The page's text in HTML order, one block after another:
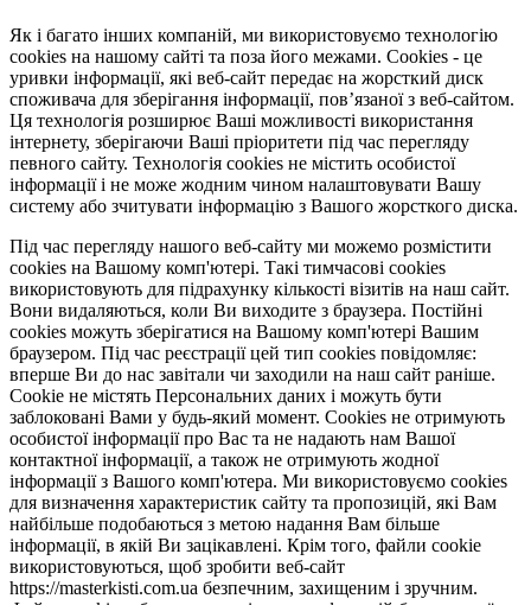
Як і багато інших компаній, ми використовуємо технологію
cookies на нашому сайті та поза його межами. Cookies - це
уривки інформації, які веб-сайт передає на жорсткий диск
споживача для зберігання інформації, пов’язаної з веб-сайтом.
Ця технологія розширює Ваші можливості використання
інтернету, зберігаючи Ваші пріоритети під час перегляду
певного сайту. Технологія cookies не містить особистої
інформації і не може жодним чином налаштовувати Вашу
систему або зчитувати інформацію з Вашого жорсткого диска.
Під час перегляду нашого веб-сайту ми можемо розмістити
cookies на Вашому комп'ютері. Такі тимчасові cookies
використовують для підрахунку кількості візитів на наш сайт.
Вони видаляються, коли Ви виходите з браузера. Постійні
cookies можуть зберігатися на Вашому комп'ютері Вашим
браузером. Під час реєстрації цей тип cookies повідомляє:
вперше Ви до нас завітали чи заходили на наш сайт раніше.
Cookie не містять Персональних даних і можуть бути
заблоковані Вами у будь-який момент. Сookies не отримують
особистої інформації про Вас та не надають нам Вашої
контактної інформації, а також не отримують жодної
інформації з Вашого комп'ютера. Ми використовуємо cookies
для визначення характеристик сайту та пропозицій, які Вам
найбільше подобаються з метою надання Вам більше
інформації, в якій Ви зацікавлені. Крім того, файли cookie
використовуються, щоб зробити веб-сайт
https://masterkisti.com.ua безпечним, захищеним і зручним.